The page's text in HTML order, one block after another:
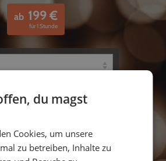
ab 199€
für 1 Stunde
bis
du magst
Cookies, um unsere
zu betreiben, Inhalte zu